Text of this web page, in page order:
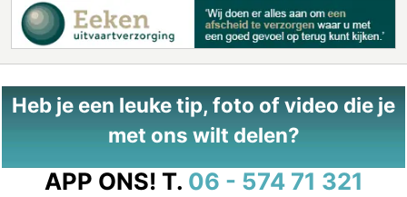
Heb je een leuke tip, foto of video die je
met ons wilt delen?
APP ONS! T. 06 - 574 71 321